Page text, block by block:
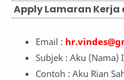
Apply Lamaran Kerja
Email :
Subjek : Aku (Nama)
Contoh : Aku Rian